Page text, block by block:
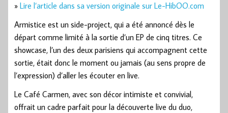
» Lire l’article dans sa version originale sur Le-HibOO.com
Armistice est un side-project, qui a été annoncé dès le
départ comme limité à la sortie d’un EP de cinq titres. Ce
showcase, l’un des deux parisiens qui accompagnent cette
sortie, était donc le moment ou jamais (au sens propre de
l’expression) d’aller les écouter en live.
Le Café Carmen, avec son décor intimiste et convivial,
offrait un cadre parfait pour la découverte live du duo,